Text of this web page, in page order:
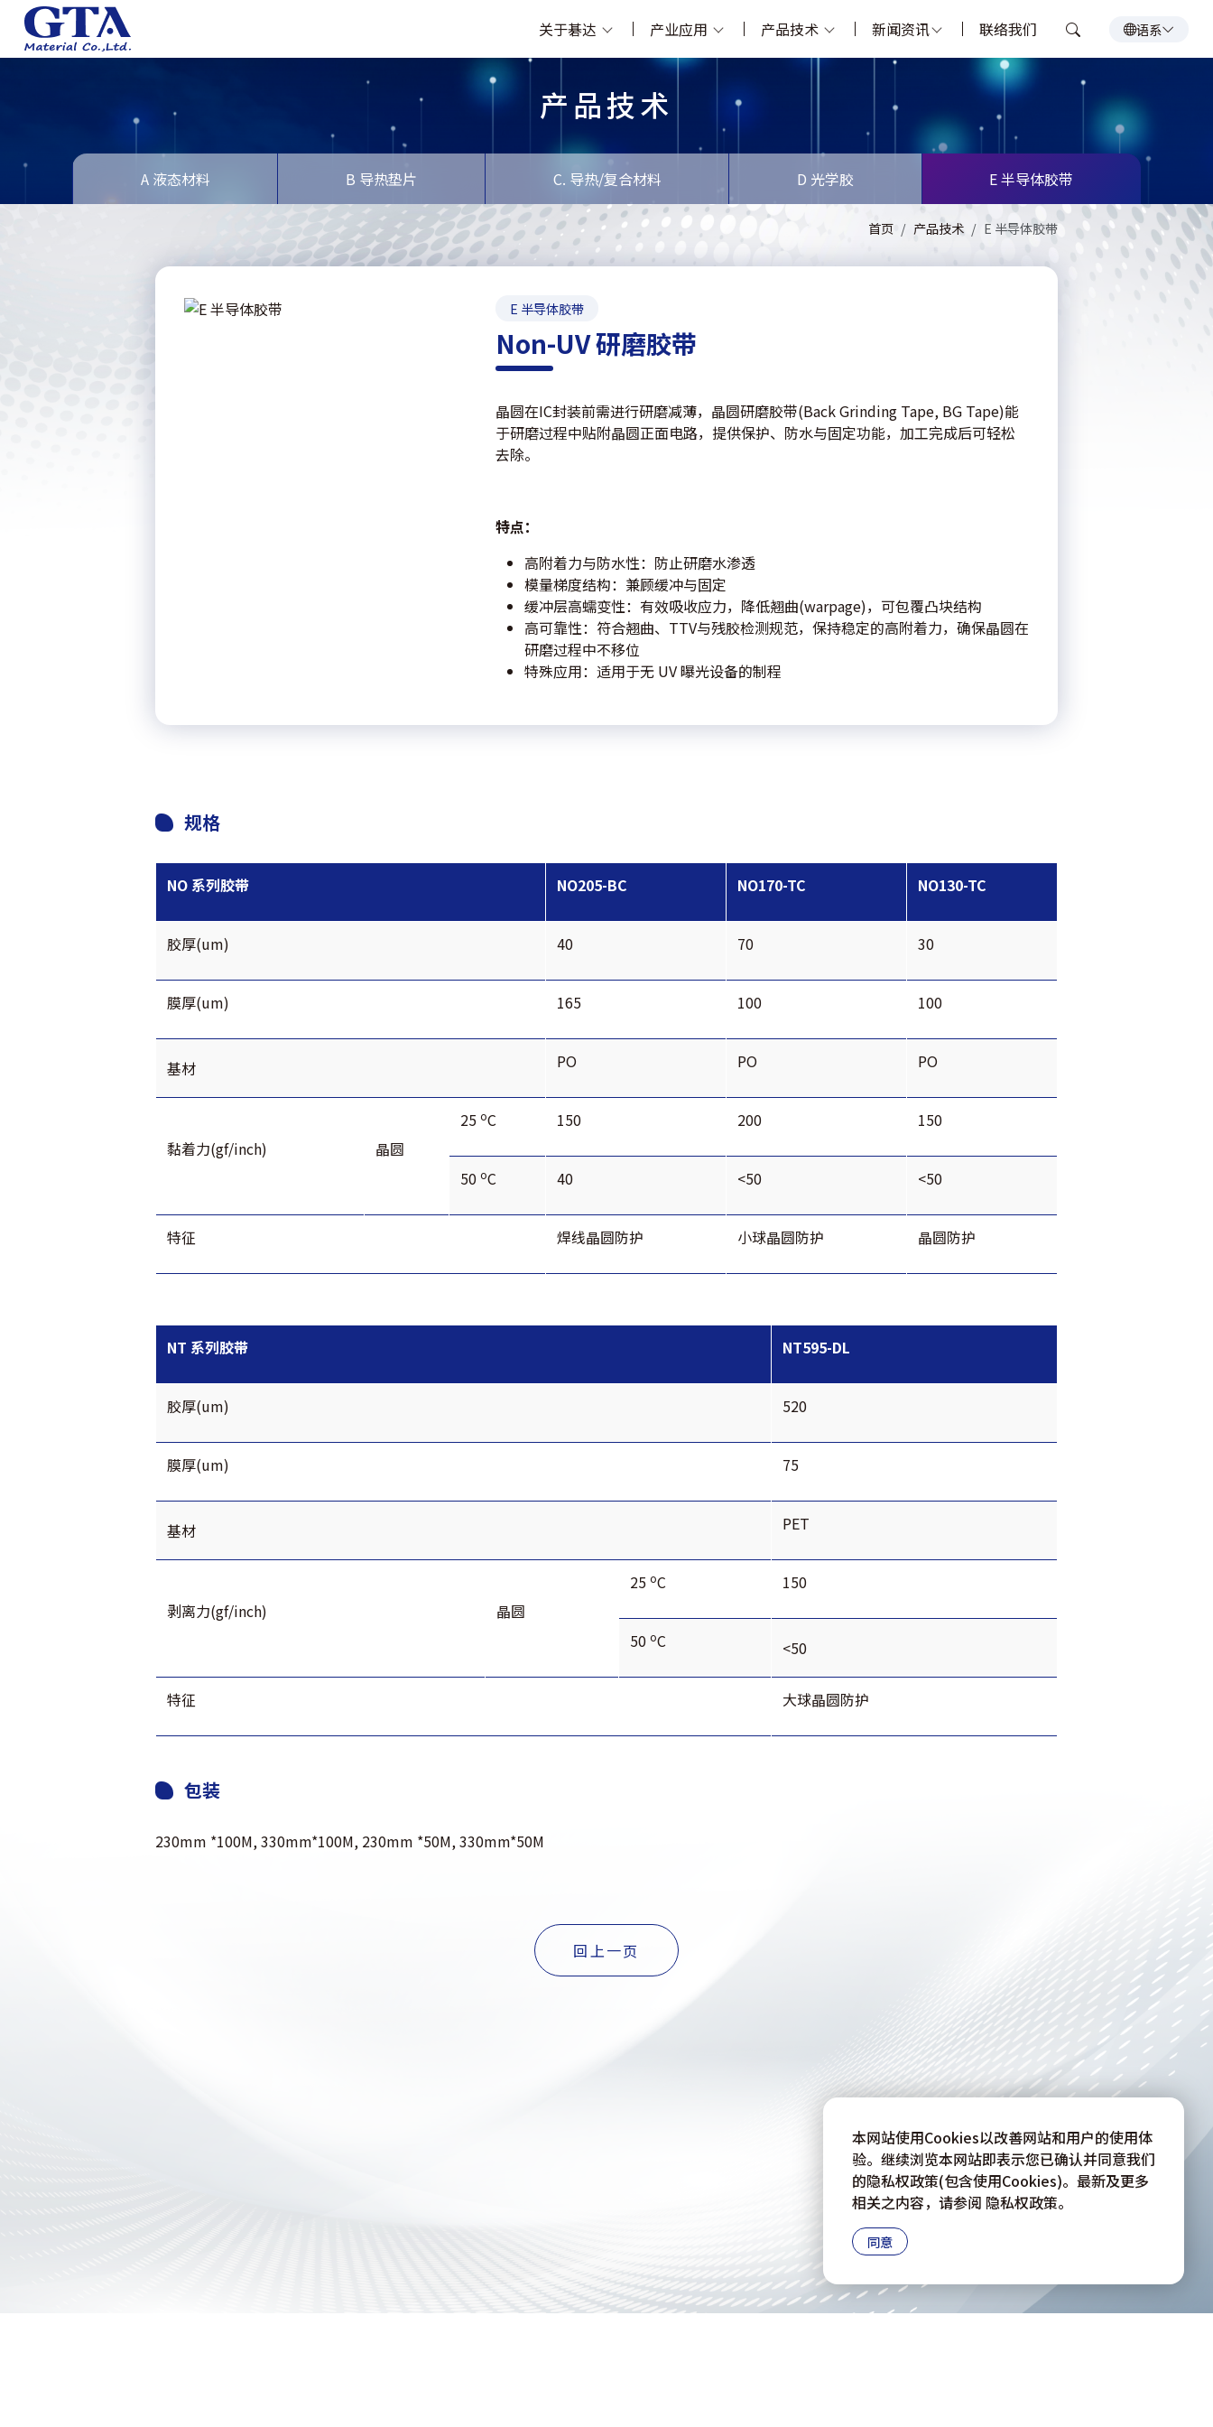
关于碁达 产业应用 产品技术 新闻资讯 联络我们 语系
产品技术
A 液态材料 B 导热垫片 C. 导热/复合材料 D 光学胶 E 半导体胶带
首页 产品技术 E 半导体胶带
E 半导体胶带
Non-UV 研磨胶带
晶圆在IC封装前需进行研磨减薄，晶圆研磨胶带(Back Grinding Tape, BG Tape)能
于研磨过程中贴附晶圆正面电路，提供保护、防水与固定功能，加工完成后可轻松
去除。
特点：
高附着力与防水性：防止研磨水渗透
模量梯度结构：兼顾缓冲与固定
缓冲层高蠕变性：有效吸收应力，降低翘曲(warpage)，可包覆凸块结构
高可靠性：符合翘曲、TTV与残胶检测规范，保持稳定的高附着力，确保晶圆在
研磨过程中不移位
特殊应用：适用于无 UV 曝光设备的制程
规格
NO 系列胶带 NO205-BC NO170-TC NO130-TC
胶厚(um) 40 70 30
膜厚(um) 165 100 100
基材 PO PO PO
黏着力(gf/inch) 晶圆
25 oC 150 200 150
50 oC 40 <50 <50
特征 焊线晶圆防护 小球晶圆防护 晶圆防护
NT 系列胶带 NT595-DL
胶厚(um) 520
膜厚(um) 75
基材 PET
剥离力(gf/inch) 晶圆
25 oC 150
50 oC <50
特征 大球晶圆防护
包装
230mm *100M, 330mm*100M, 230mm *50M, 330mm*50M
回上一页
本网站使用Cookies以改善网站和用户的使用体
验。继续浏览本网站即表示您已确认并同意我们
的隐私权政策(包含使用Cookies)。最新及更多
相关之内容，请参阅 隐私权政策。
同意